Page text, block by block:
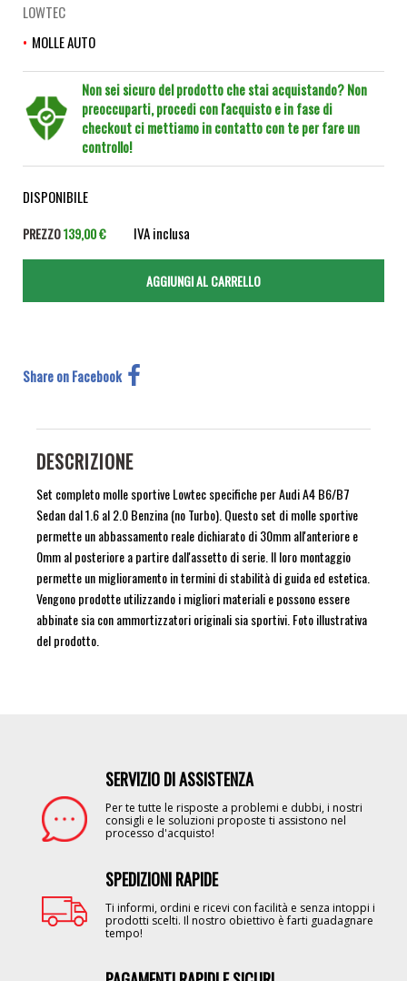
LOWTEC
MOLLE AUTO
Non sei sicuro del prodotto che stai acquistando? Non
preoccuparti, procedi con l'acquisto e in fase di
checkout ci mettiamo in contatto con te per fare un
controllo!
DISPONIBILE
PREZZO139,00 € IVA inclusa
Share on Facebook
DESCRIZIONE
Set completo molle sportive Lowtec specifiche per Audi A4 B6/B7
Sedan dal 1.6 al 2.0 Benzina (no Turbo). Questo set di molle sportive
permette un abbassamento reale dichiarato di 30mm all'anteriore e
0mm al posteriore a partire dall'assetto di serie. Il loro montaggio
permette un miglioramento in termini di stabilità di guida ed estetica.
Vengono prodotte utilizzando i migliori materiali e possono essere
abbinate sia con ammortizzatori originali sia sportivi. Foto illustrativa
del prodotto.
SERVIZIO DI ASSISTENZA
Per te tutte le risposte a problemi e dubbi, i nostri
consigli e le soluzioni proposte ti assistono nel
processo d'acquisto!
SPEDIZIONI RAPIDE
Ti informi, ordini e ricevi con facilità e senza intoppi i
prodotti scelti. Il nostro obiettivo è farti guadagnare
tempo!